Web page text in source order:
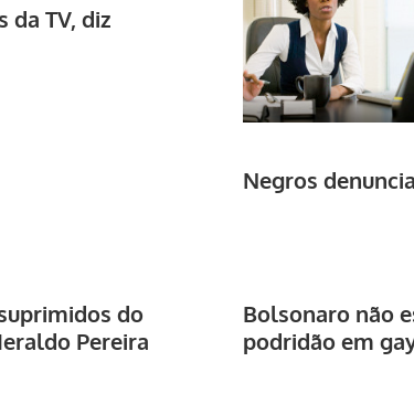
da TV, diz
Negros
do
Pereira
Bolsonaro não
podridão em